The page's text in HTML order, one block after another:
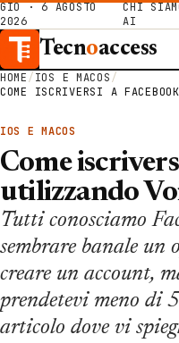
GIO · 6 AGOSTO
2026
CHI
AI
Tecnoaccess
HOME/IOS E MACOS/
COME ISCRIVERSI A
IOS E MACOS
Come
utilizzando
Tutti conosciamo
sembrare banale un
creare un account,
prendetevi meno di
articolo dove vi